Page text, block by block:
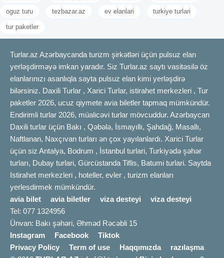
oguz turu tezbazar.az ev elanlari turkiye turlari
tur paketler
Turlar.az Azərbaycanda turizm şirkətləri üçün pulsuz elan
yerləşdirməyə imkan yaradır. Siz Turlar.az saytı vasitəsilə öz
elanlarınızı asanlıqla sayta pulsuz elan kimi yerləşdirə
bilərsiniz. Daxili Turlar , Xarici Turlar, istirahet merkezleri , Tur
paketler 2026, ucuz qiymete avia biletler tapmaq mümkündür.
Endirimli turlar 2026, müalicəvi turlar mövcuddur. Azərbaycan
Daxili turlar üçün Bakı , Qəbələ, İsmayıllı, Şahdağ, Masallı,
Naftlanan, Naxçıvan turları ən çox yayılanlardı. Xarici Turlar
üçün siz Antalya, Bodrum , İstanbul turlari, Turkiyədə şəhər
turları, Dubay turlari, Gürcüstanda Tiflis, Batumi turlari. Saytda
Istirahet merkezleri , hoteller, evler , turizm elanları
yerlesdirmek mümkündür.
avia bilet
avia biletler viza desteyi
viza desteyi
Tel: 077 1324956
Ünvan: Bakı şəhəri, Əhməd Rəcəbli 15
Instagram
Facebook
Tiktok
Privacy Policy
Term of use Haqqımızda
razılaşma